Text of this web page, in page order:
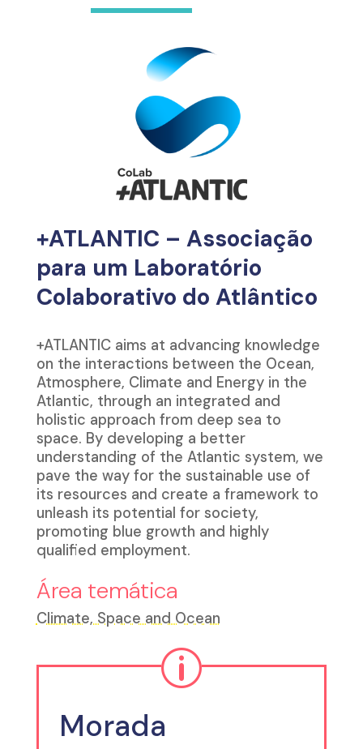
+ATLANTIC – Associação
para um Laboratório
Colaborativo do Atlântico
+ATLANTIC aims at advancing knowledge
on the interactions between the Ocean,
Atmosphere, Climate and Energy in the
Atlantic, through an integrated and
holistic approach from deep sea to
space. By developing a better
understanding of the Atlantic system, we
pave the way for the sustainable use of
its resources and create a framework to
unleash its potential for society,
promoting blue growth and highly
qualified employment.
Área temática
Climate, Space and Ocean
p
Morada